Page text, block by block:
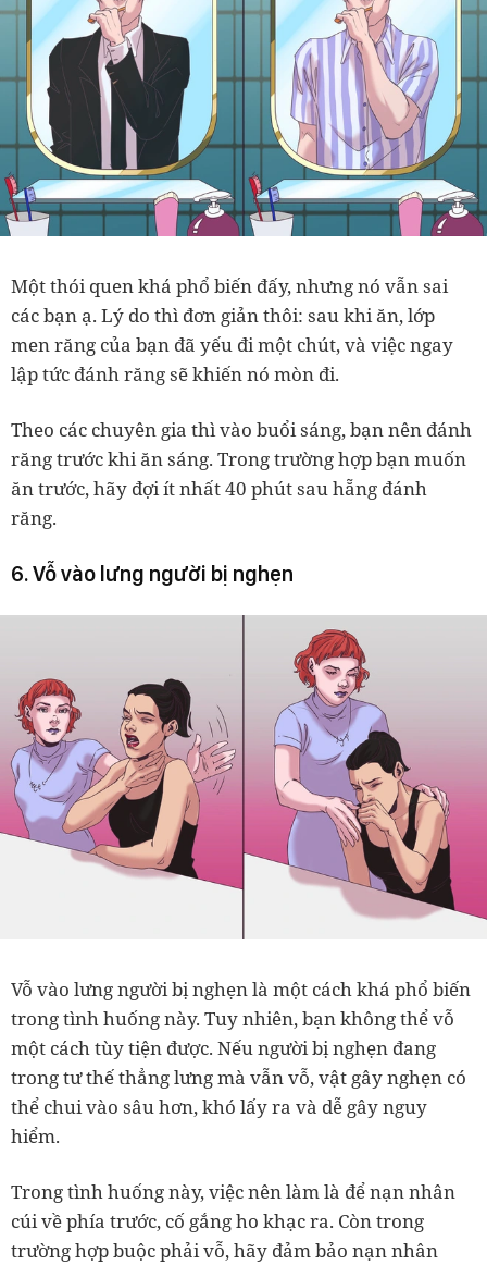
Một thói quen khá phổ biến đấy, nhưng nó vẫn sai
các bạn ạ. Lý do thì đơn giản thôi: sau khi ăn, lớp
men răng của bạn đã yếu đi một chút, và việc ngay
lập tức đánh răng sẽ khiến nó mòn đi.
Theo các chuyên gia thì vào buổi sáng, bạn nên đánh
răng trước khi ăn sáng. Trong trường hợp bạn muốn
ăn trước, hãy đợi ít nhất 40 phút sau hẵng đánh
răng.
6. Vỗ vào lưng người bị nghẹn
Vỗ vào lưng người bị nghẹn là một cách khá phổ biến
trong tình huống này. Tuy nhiên, bạn không thể vỗ
một cách tùy tiện được. Nếu người bị nghẹn đang
trong tư thế thẳng lưng mà vẫn vỗ, vật gây nghẹn có
thể chui vào sâu hơn, khó lấy ra và dễ gây nguy
hiểm.
Trong tình huống này, việc nên làm là để nạn nhân
cúi về phía trước, cố gắng ho khạc ra. Còn trong
trường hợp buộc phải vỗ, hãy đảm bảo nạn nhân